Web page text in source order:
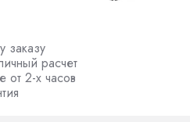
заказу
расчет
от 2-х часов